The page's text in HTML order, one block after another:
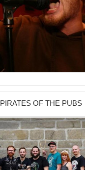
PIRATES OF THE PUBS